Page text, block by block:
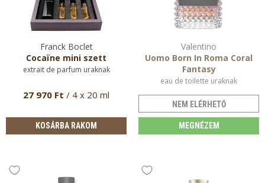
Franck Boclet
Cocaïne mini szett
extrait de parfum uraknak
27 970 Ft / 4 x 20 ml
KOSÁRBA RAKOM
Valentino
Uomo Born In Roma Coral
Fantasy
eau de toilette uraknak
NEM ELÉRHETŐ
MEGNÉZEM